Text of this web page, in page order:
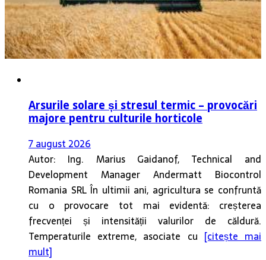
Arsurile solare și stresul termic – provocări
majore pentru culturile horticole
7 august 2026
Autor: Ing. Marius Gaidanof, Technical and
Development Manager Andermatt Biocontrol
Romania SRL În ultimii ani, agricultura se confruntă
cu o provocare tot mai evidentă: creșterea
frecvenței și intensității valurilor de căldură.
Temperaturile extreme, asociate cu [citește mai
mult]